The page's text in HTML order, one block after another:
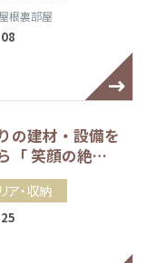
根裏部屋
の建材・設備を
「 笑顔の絶…
ア・収納